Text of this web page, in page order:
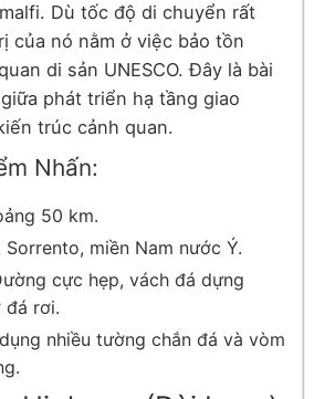
Dù tốc độ di chuyển rất
của nó nằm ở việc bảo tồn
di sản UNESCO. Đây là bài
phát triển hạ tầng giao
trúc cảnh quan.
Nhấn:
50 km.
Sorrento, miền Nam nước Ý.
cực hẹp, vách đá dựng
đá rơi.
nhiều tường chắn đá và vòm